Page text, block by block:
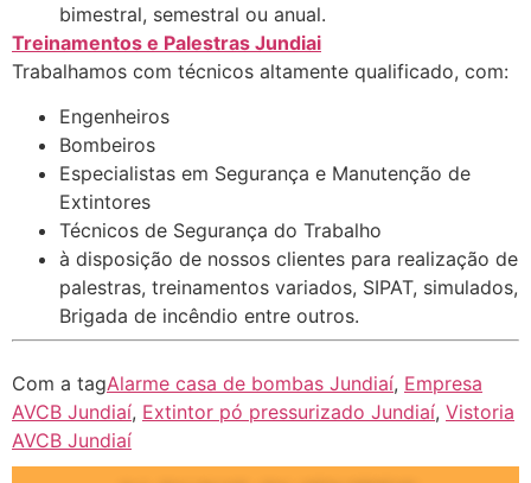
bimestral, semestral ou anual.
Treinamentos e Palestras Jundiai
Trabalhamos com técnicos altamente qualificado, com:
Engenheiros
Bombeiros
Especialistas em Segurança e Manutenção de
Extintores
Técnicos de Segurança do Trabalho
à disposição de nossos clientes para realização de
palestras, treinamentos variados, SIPAT, simulados,
Brigada de incêndio entre outros.
Com a tagAlarme casa de bombas Jundiaí, Empresa
AVCB Jundiaí, Extintor pó pressurizado Jundiaí, Vistoria
AVCB Jundiaí